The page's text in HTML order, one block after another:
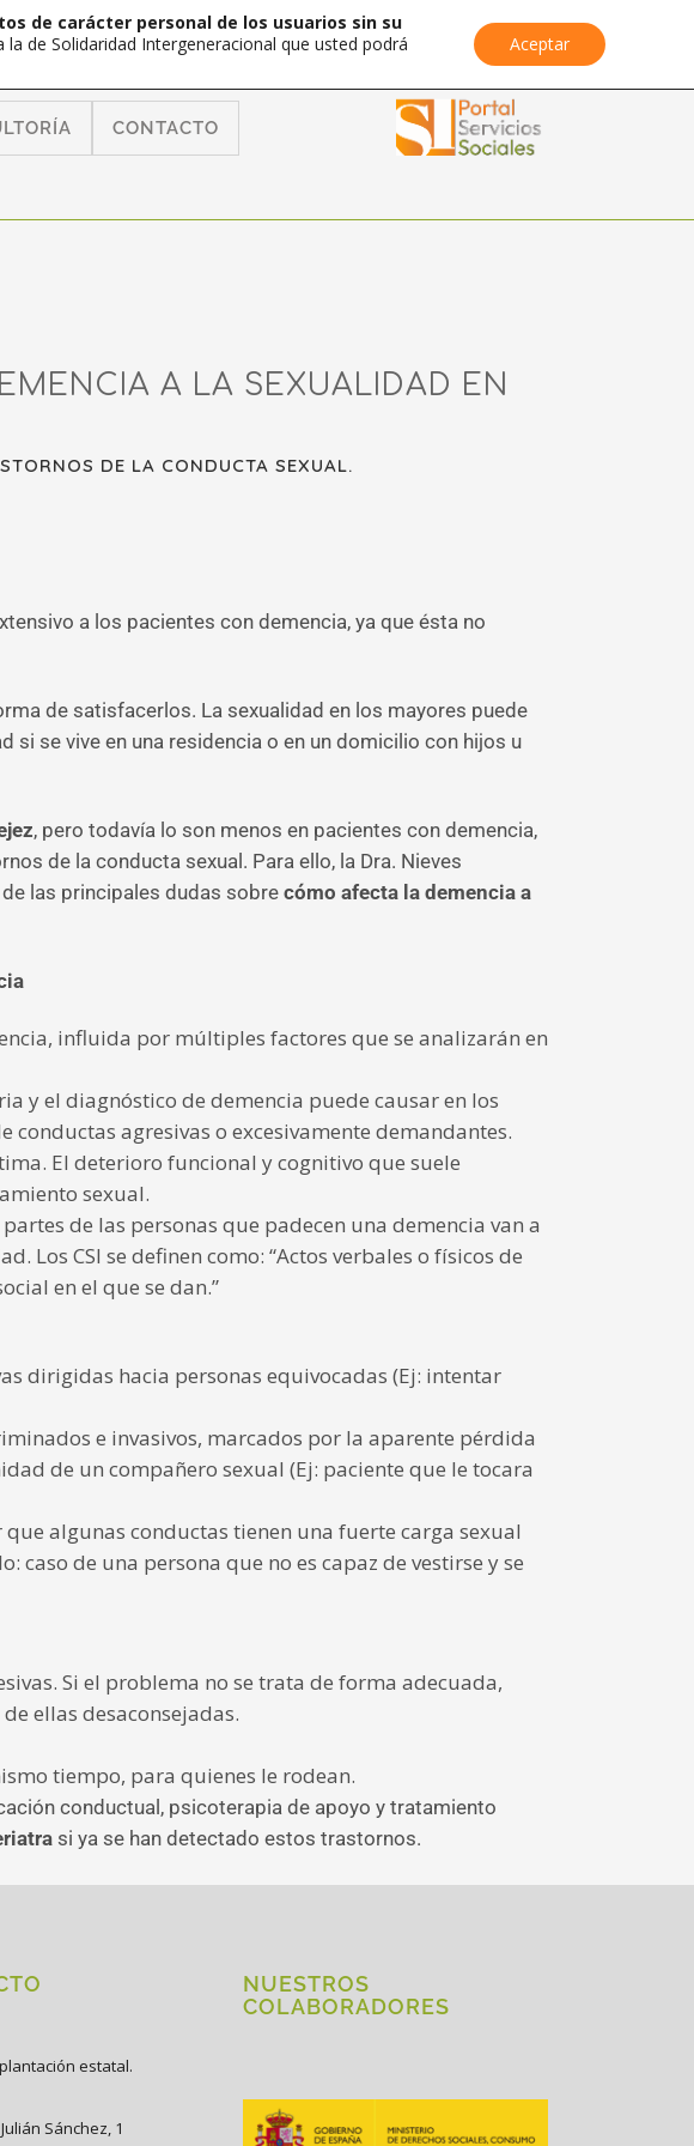
CONTACTO
A LA SEXUALIDAD EN
DE LA CONDUCTA SEXUAL.
a los pacientes con demencia, ya que ésta no
de satisfacerlos. La sexualidad en los mayores puede
se vive en una residencia o en un domicilio con hijos u
, pero todavía lo son menos en pacientes con demencia,
de la conducta sexual. Para ello, la Dra. Nieves
las principales dudas sobre cómo afecta la demencia a
influida por múltiples factores que se analizarán en
y el diagnóstico de demencia puede causar en los
conductas agresivas o excesivamente demandantes.
El deterioro funcional y cognitivo que suele
sexual.
de las personas que padecen una demencia van a
Los CSI se definen como: “Actos verbales o físicos de
en el que se dan.”
dirigidas hacia personas equivocadas (Ej: intentar
e invasivos, marcados por la aparente pérdida
de un compañero sexual (Ej: paciente que le tocara
que algunas conductas tienen una fuerte carga sexual
de una persona que no es capaz de vestirse y se
Si el problema no se trata de forma adecuada,
ellas desaconsejadas.
tiempo, para quienes le rodean.
conductual, psicoterapia de apoyo y tratamiento
si ya se han detectado estos trastornos.
estatal.
Sánchez, 1
NUESTROS
COLABORADORES
de carácter personal de los usuarios sin su
de Solidaridad Intergeneracional que usted podrá
Aceptar